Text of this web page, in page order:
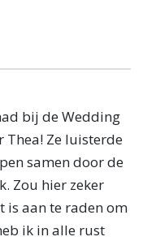
bij de Wedding
Thea! Ze luisterde
samen door de
Zou hier zeker
is aan te raden om
ik in alle rust